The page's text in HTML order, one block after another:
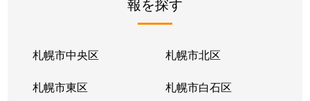
札幌市中央区 札幌市北区
札幌市東区 札幌市白石区